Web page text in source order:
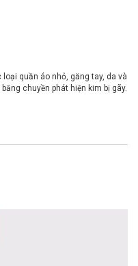
quần áo nhỏ, găng tay, da và
chuyền phát hiện kim bị gãy.